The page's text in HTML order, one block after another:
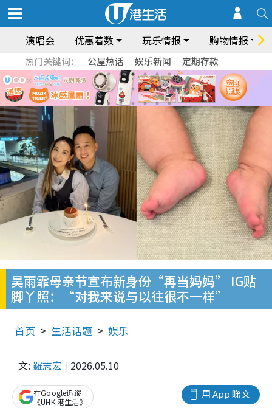
演唱会 优惠着数 玩乐情报 购物情报
热门关键词： 公屋热话 娱乐新闻 定期存款
吴雨霏母亲节宣布新身份“再当妈妈” IG贴
脚丫照：“对我来说与以往很不一样”
首页 生活话题 娱乐
文: 羅志宏 2026.05.10
用 App 睇文
在Google追蹤
《UHK 港生活》